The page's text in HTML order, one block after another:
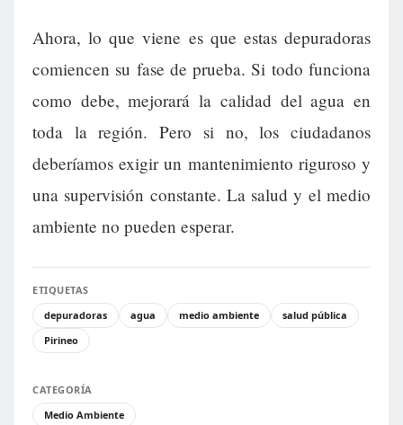
Ahora, lo que viene es que estas depuradoras
comiencen su fase de prueba. Si todo funciona
como debe, mejorará la calidad del agua en
toda la región. Pero si no, los ciudadanos
deberíamos exigir un mantenimiento riguroso y
una supervisión constante. La salud y el medio
ambiente no pueden esperar.
ETIQUETAS
depuradoras
agua medio ambiente
salud pública
Pirineo
CATEGORÍA
Medio Ambiente